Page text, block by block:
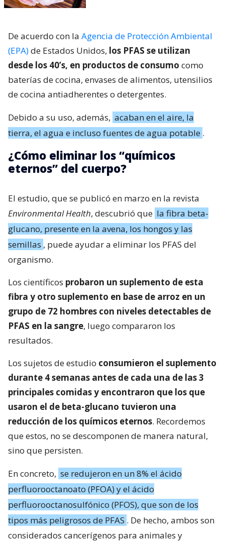
De acuerdo con la Agencia de Protección Ambiental
(EPA)de Estados Unidos, los PFAS se utilizan
desde los 40’s, en productos de consumo como
baterías de cocina, envases de alimentos, utensilios
de cocina antiadherentes o detergentes.
Debido a su uso, además, acaban en el aire, la
tierra, el agua e incluso fuentes de agua potable .
¿Cómo eliminar los “químicos
eternos” del cuerpo?
El estudio, que se publicó en marzo en la revista
Environmental Health, descubrió que la fibra beta-
glucano, presente en la avena, los hongos y las
semillas , puede ayudar a eliminar los PFAS del
organismo.
Los científicos probaron un suplemento de esta
fibra y otro suplemento en base de arroz en un
grupo de 72 hombres con niveles detectables de
PFAS en la sangre, luego compararon los
resultados.
Los sujetos de estudio consumieron el suplemento
durante 4 semanas antes de cada una de las 3
principales comidas y encontraron que los que
usaron el de beta-glucano tuvieron una
reducción de los químicos eternos. Recordemos
que estos, no se descomponen de manera natural,
sino que persisten.
En concreto, se redujeron en un 8% el ácido
perfluorooctanoato (PFOA) y el ácido
perfluorooctanosulfónico (PFOS), que son de los
tipos más peligrosos de PFAS . De hecho, ambos son
considerados cancerígenos para animales y